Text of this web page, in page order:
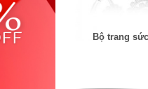
Bộ trang